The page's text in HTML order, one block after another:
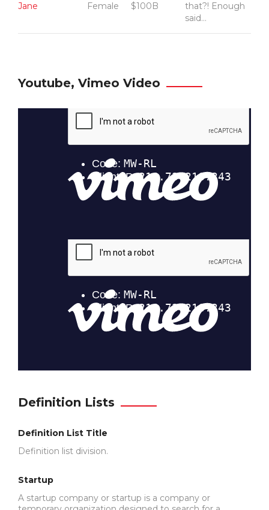
Jane Female $100B
that?! Enough
said…
Youtube, Vimeo Video
Definition Lists
Definition List Title
Definition list division.
Startup
A startup company or startup is a company or